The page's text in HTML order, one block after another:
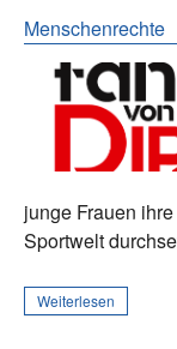
Menschenrechte
junge Frauen
Sportwelt
Weiterlesen